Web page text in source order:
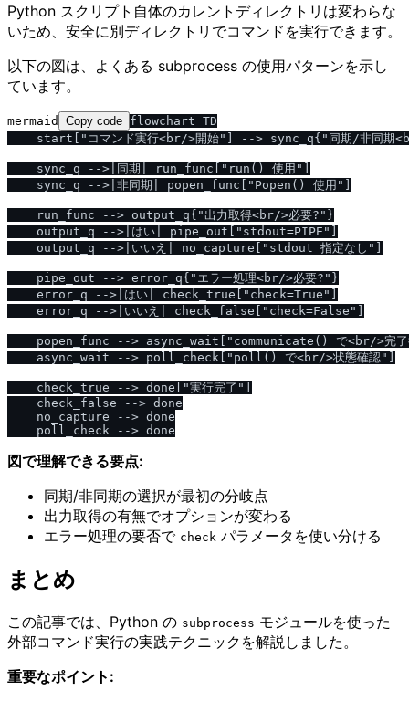
Python スクリプト自体のカレントディレクトリは変わらな
いため、安全に別ディレクトリでコマンドを実行できます。
以下の図は、よくある subprocess の使用パターンを示し
ています。
mermaid Copy code flowchart TD
start["コマンド実行<br/>開始"] --> sync_q{"同期/非同期
    sync_q -->|同期| run_func["run() 使用"]
    sync_q -->|非同期| popen_func["Popen() 使用"]
    run_func --> output_q{"出力取得<br/>必要?"}
    output_q -->|はい| pipe_out["stdout=PIPE"]
    output_q -->|いいえ| no_capture["stdout 指定なし"]
    pipe_out --> error_q{"エラー処理<br/>必要?"}
    error_q -->|はい| check_true["check=True"]
    error_q -->|いいえ| check_false["check=False"]
popen_func --> async_wait["communicate() で<br/>完了
    async_wait --> poll_check["poll() で<br/>状態確認"]
    check_true --> done["実行完了"]
    check_false --> done
    no_capture --> done
図で理解できる要点:
同期/非同期の選択が最初の分岐点
出力取得の有無でオプションが変わる
エラー処理の要否で check パラメータを使い分ける
まとめ
この記事では、Python の subprocess モジュールを使った
外部コマンド実行の実践テクニックを解説しました。
重要なポイント: